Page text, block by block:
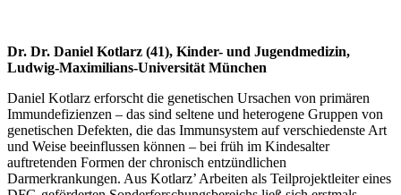
Dr. Dr. Daniel Kotlarz (41), Kinder- und Jugendmedizin,
Ludwig-Maximilians-Universität München
Daniel Kotlarz erforscht die genetischen Ursachen von primären
Immundefizienzen – das sind seltene und heterogene Gruppen von
genetischen Defekten, die das Immunsystem auf verschiedenste Art
und Weise beeinflussen können – bei früh im Kindesalter
auftretenden Formen der chronisch entzündlichen
Darmerkrankungen. Aus Kotlarz’ Arbeiten als Teilprojektleiter eines